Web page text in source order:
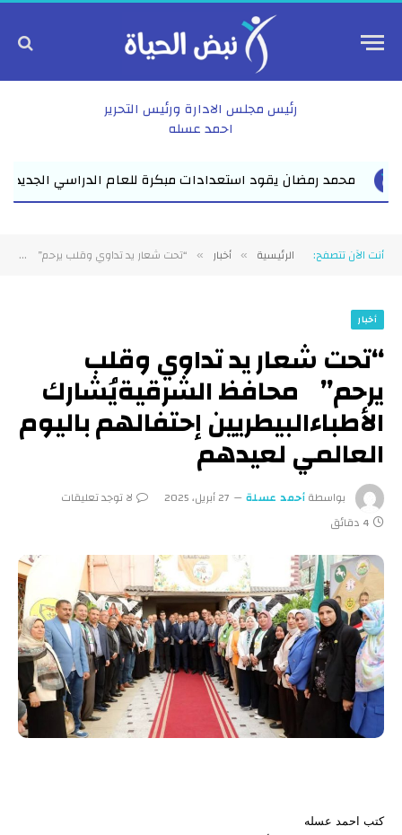
رئيس مجلس الادارة ورئيس التحرير
احمد عسله
بفاقوس لقاء موسع يجمع نواب البرلمان والقيادات ا...
أنت الآن تتصفح: الرئيسية » أخبار » “تحت شعار يد تداوي وقلب يرحم” محافظ الشرقيةيُشارك الأطباءالبيطريين إحتفالهم باليوم العالمي لعيدهم
أخبار
“تحت شعار يد تداوي وقلب
يرحم” محافظ الشرقيةيُشارك
الأطباءالبيطريين إحتفالهم باليوم
العالمي لعيدهم
بواسطةأحمد عسلة 27 أبريل، 2025
لا توجد تعليقات
4 دقائق
كتب احمد عسله